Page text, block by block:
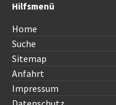
Hilfsmenü
Home
Suche
Sitemap
Anfahrt
Impressum